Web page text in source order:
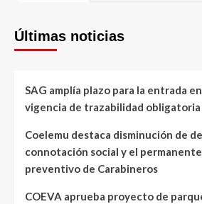
Últimas noticias
SAG amplía plazo para la entrada en
vigencia de trazabilidad
Coelemu destaca disminución de
connotación social y el
preventivo de Carabineros
COEVA aprueba proyecto de